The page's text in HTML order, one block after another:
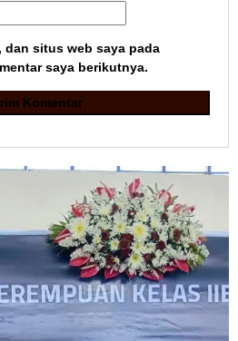
dan situs web saya pada
saya berikutnya.